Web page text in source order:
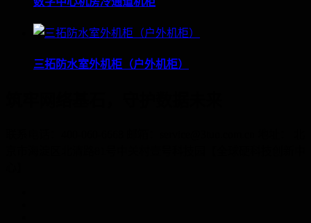
三拓防水室外机柜（户外机柜）